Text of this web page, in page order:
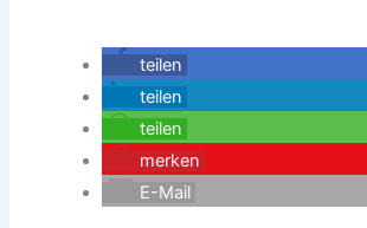
teilen
teilen
teilen
merken
E-Mail